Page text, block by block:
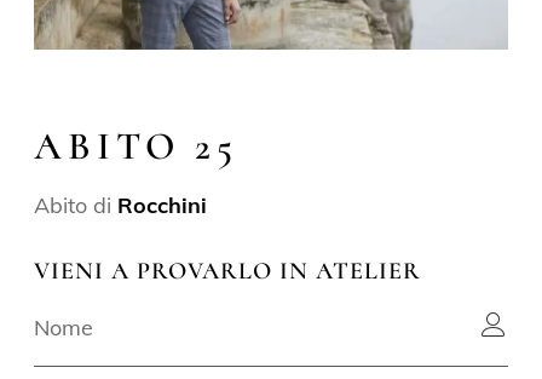
ABITO 25
Abito di Rocchini
VIENI A PROVARLO IN ATELIER